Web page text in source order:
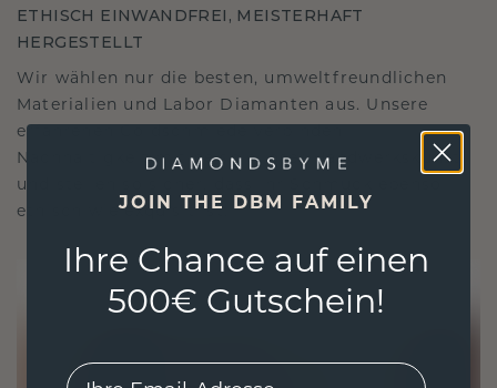
ETHISCH EINWANDFREI, MEISTERHAFT
HERGESTELLT
Wir wählen nur die besten, umweltfreundlichen
Materialien und Labor Diamanten aus. Unsere
erfahrenen Goldschmiede verbinden
Nachhaltigkeit mit beispielloser Handwerkskunst
und stellen so sicher, dass Ihr Schmuck ebenso
ethisch wie exquisit ist.JOIN THE DBM FAMILY
Ihre Chance auf einen
500€ Gutschein!
EMail